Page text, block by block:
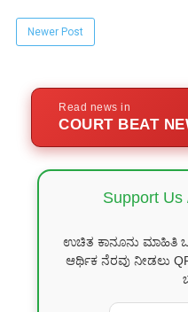
Newer Post
Read news in
COURT BEAT
Support
ಉಚಿತ ಕಾನೂನು ಮಾಹಿತಿ
ಆರ್ಥಿಕ ನೆರವು ನೀಡಲು